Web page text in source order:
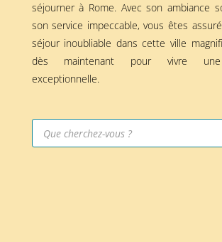
séjourner à Rome. Avec son ambiance
son service impeccable, vous êtes
séjour inoubliable dans cette ville
dès maintenant pour vivre une
exceptionnelle.
Recherche
produits